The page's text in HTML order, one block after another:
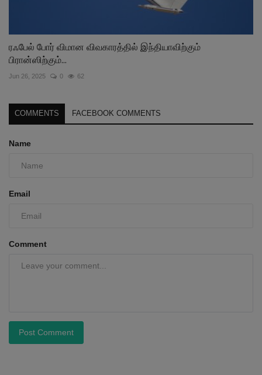
ரஃபேல் போர் விமான விவகாரத்தில் இந்தியாவிற்கும்
பிரான்ஸிற்கும்...
Jun 26, 2025 0 62
COMMENTS FACEBOOK COMMENTS
Name
Email
Comment
Post Comment